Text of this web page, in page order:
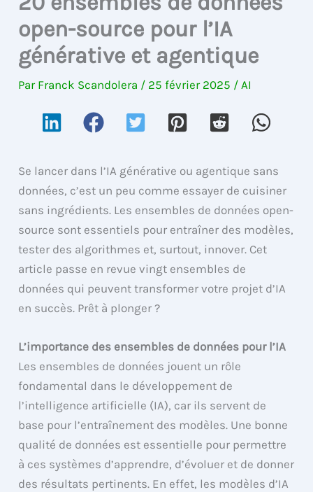
open-source pour l’IA
générative et agentique
Par Franck Scandolera / 25 février 2025 /AI
Se lancer dans l’IA générative ou agentique sans
données, c’est un peu comme essayer de cuisiner
sans ingrédients. Les ensembles de données open-
source sont essentiels pour entraîner des modèles,
tester des algorithmes et, surtout, innover. Cet
article passe en revue vingt ensembles de
données qui peuvent transformer votre projet d’IA
en succès. Prêt à plonger ?
L’importance des ensembles de données pour l’IA
Les ensembles de données jouent un rôle
fondamental dans le développement de
l’intelligence artificielle (IA), car ils servent de
base pour l’entraînement des modèles. Une bonne
qualité de données est essentielle pour permettre
à ces systèmes d’apprendre, d’évoluer et de donner
des résultats pertinents. En effet, les modèles d’IA